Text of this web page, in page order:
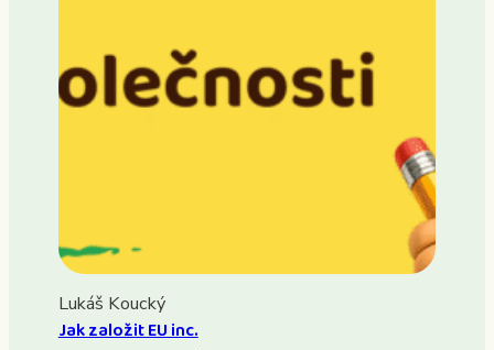
Lukáš Koucký
Jak založit EU inc.